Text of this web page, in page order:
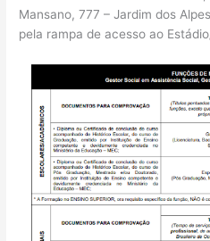
Mansano, 777 – Jardim dos
pela rampa de acesso ao